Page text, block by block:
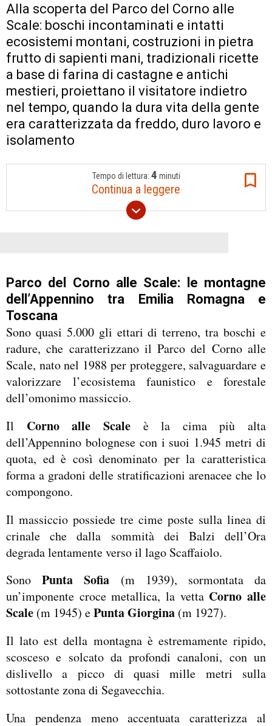
Alla scoperta del Parco del Corno alle
Scale: boschi incontaminati e intatti
ecosistemi montani, costruzioni in pietra
frutto di sapienti mani, tradizionali ricette
a base di farina di castagne e antichi
mestieri, proiettano il visitatore indietro
nel tempo, quando la dura vita della gente
era caratterizzata da freddo, duro lavoro e
isolamento
Tempo di lettura: 4 minuti
Continua a leggere
Parco del Corno alle Scale: le montagne
dell’Appennino tra Emilia Romagna e
Toscana
Sono quasi 5.000 gli ettari di terreno, tra boschi e
radure, che caratterizzano il Parco del Corno alle
Scale, nato nel 1988 per proteggere, salvaguardare e
valorizzare l’ecosistema faunistico e forestale
dell’omonimo massiccio.
Il Corno alle Scaleè la cima più alta
dell’Appennino bolognese con i suoi 1.945 metri di
quota, ed è così denominato per la caratteristica
forma a gradoni delle stratificazioni arenacee che lo
compongono.
Il massiccio possiede tre cime poste sulla linea di
crinale che dalla sommità dei Balzi dell’Ora
degrada lentamente verso il lago Scaffaiolo.
SonoPunta Sofia (m 1939), sormontata da
un’imponente croce metallica, la vetta Corno alle
Scale (m 1945) ePunta Giorgina (m 1927).
Il lato est della montagna è estremamente ripido,
scosceso e solcato da profondi canaloni, con un
dislivello a picco di quasi mille metri sulla
sottostante zona di Segavecchia.
Una pendenza meno accentuata caratterizza al